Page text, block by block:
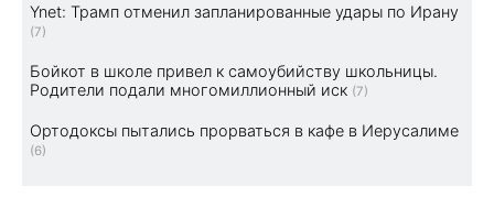
Ynet: Трамп отменил запланированные удары по Ирану
(7)
Бойкот в школе привел к самоубийству школьницы.
Родители подали многомиллионный иск (7)
Ортодоксы пытались прорваться в кафе в Иерусалиме
(6)